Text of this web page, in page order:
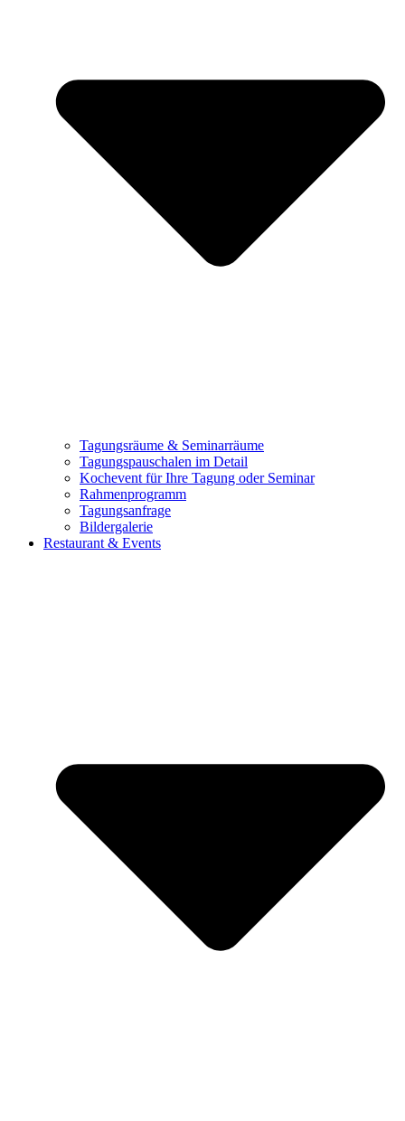
Tagungsräume & Seminarräume
Tagungspauschalen im Detail
Kochevent für Ihre Tagung oder Seminar
Rahmenprogramm
Tagungsanfrage
Bildergalerie
Restaurant & Events